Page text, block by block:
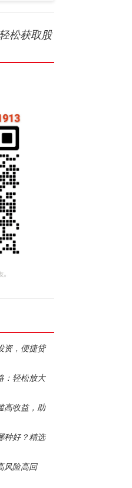
松获取股
资，便捷贷
：轻松放大
高收益，助
种好？精选
风险高回